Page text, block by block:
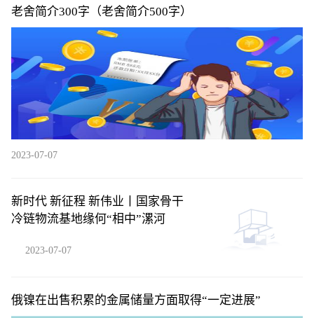
老舍简介300字（老舍简介500字）
2023-07-07
新时代 新征程 新伟业丨国家骨干
冷链物流基地缘何“相中”漯河
2023-07-07
俄镍在出售积累的金属储量方面取得“一定进展”